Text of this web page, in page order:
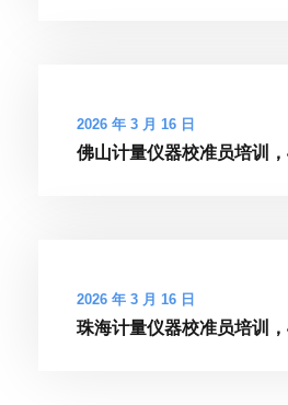
2026 年 3 月 16 日
佛山计量仪器校准员培训
2026 年 3 月 16 日
珠海计量仪器校准员培训